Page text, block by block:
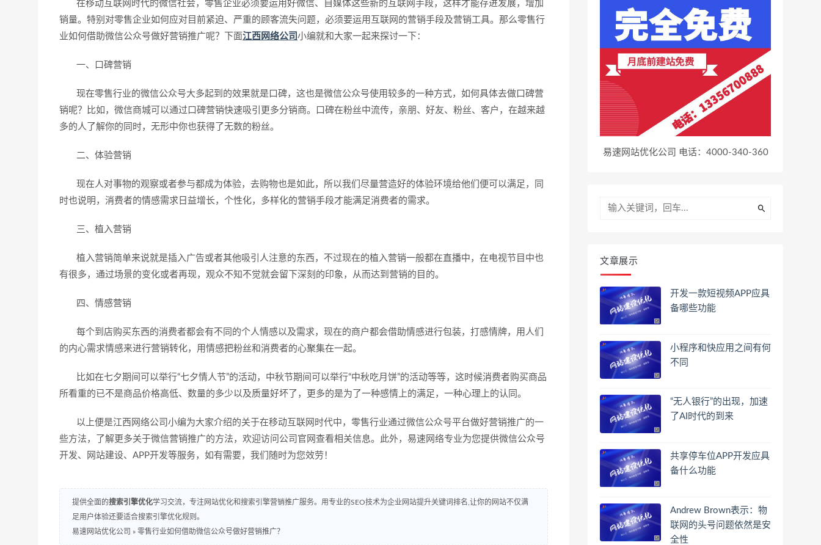
在移动互联网时代的微信社会，零售企业必须要运用好微信、自媒体这些新的互联网手段，这样才能存进发展，增加
销量。特别对零售企业如何应对目前紧迫、严重的顾客流失问题，必须要运用互联网的营销手段及营销工具。那么零售行
业如何借助微信公众号做好营销推广呢？下面江西网络公司 小编就和大家一起来探讨一下：
一、口碑营销
现在零售行业的微信公众号大多起到的效果就是口碑，这也是微信公众号使用较多的一种方式，如何具体去做口碑营
销呢？比如，微信商城可以通过口碑营销快速吸引更多分销商。口碑在粉丝中流传，亲朋、好友、粉丝、客户，在越来越
多的人了解你的同时，无形中你也获得了无数的粉丝。
二、体验营销
现在人对事物的观察或者参与都成为体验，去购物也是如此，所以我们尽量营造好的体验环境给他们便可以满足，同
时也说明，消费者的情感需求日益增长，个性化，多样化的营销手段才能满足消费者的需求。
三、植入营销
植入营销简单来说就是插入广告或者其他吸引人注意的东西，不过现在的植入营销一般都在直播中，在电视节目中也
有很多，通过场景的变化或者再现，观众不知不觉就会留下深刻的印象，从而达到营销的目的。
四、情感营销
每个到店购买东西的消费者都会有不同的个人情感以及需求，现在的商户都会借助情感进行包装，打感情牌，用人们
的内心需求情感来进行营销转化，用情感把粉丝和消费者的心聚集在一起。
比如在七夕期间可以举行“七夕情人节”的活动，中秋节期间可以举行“中秋吃月饼”的活动等等，这时候消费者购买商品
所看重的已不是商品价格高低、数量的多少以及质量好坏了，更多的是为了一种感情上的满足，一种心理上的认同。
以上便是江西网络公司小编为大家介绍的关于在移动互联网时代中，零售行业通过微信公众号平台做好营销推广的一
些方法，了解更多关于微信营销推广的方法，欢迎访问公司官网查看相关信息。此外，易速网络专业为您提供微信公众号
开发、网站建设、APP开发等服务，如有需要，我们随时为您效劳！
提供全面的搜索引擎优化学习交流，专注网站优化和搜索引擎营销推广服务。用专业的SEO技术为企业网站提升关键词排名,让你的网站不仅满
足用户体验还要适合搜索引擎优化规则。
易速网站优化公司 » 零售行业如何借助微信公众号做好营销推广？
易速网站优化公司 电话：4000-340-360
文章展示
开发一款短视频APP应具
备哪些功能
小程序和快应用之间有何
不同
“无人银行”的出现，加速
了AI时代的到来
共享停车位APP开发应具
备什么功能
Andrew Brown表示：物
联网的头号问题依然是安
全性